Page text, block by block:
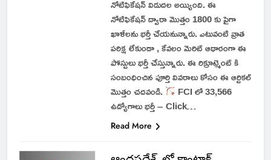
నోటిఫికేషన్ విడుదల అయ్యింది. ఈ
నోటిఫికేషన్ ద్వారా మొత్తం 1800 కు పైగా
ఖాళీలను భర్తీ చేయనున్నారు. ఎటువంటి వ్రాత
పరిక్ష లేకుండా , కేవలం మెరిట్ ఆధారంగా ఈ
పోస్టులు భర్తీ చేస్తున్నారు. ఈ రిక్రూట్మెంట్ కి
సంబంధించిన పూర్తి వివరాలు కోసం ఈ ఆర్టికల్
మొత్తం చదవండి.
FCI లో 33,566
ఉద్యోగాలు భర్తీ – Click…
Read More